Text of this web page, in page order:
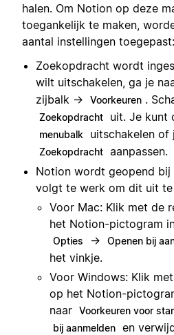
halen. Om Notion op deze
toegankelijk te maken,
aantal instellingen toegepast:
Zoekopdracht wordt
wilt uitschakelen, ga je
zijbalk →
Voorkeuren .
Zoekopdracht
uit. Je kunt
menubalk
uitschakelen of
Zoekopdracht aanpassen.
Notion wordt geopend bij
volgt te werk om dit uit te
Voor Mac: Klik met de
het Notion-pictogram
Opties → Openen bij
het vinkje.
Voor Windows: Klik
op het Notion-
naar Voorkeuren voor
bij aanmelden en